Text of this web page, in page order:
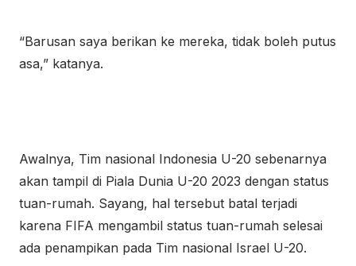
“Barusan saya berikan ke mereka, tidak boleh putus
asa,” katanya.
Awalnya, Tim nasional Indonesia U-20 sebenarnya
akan tampil di Piala Dunia U-20 2023 dengan status
tuan-rumah. Sayang, hal tersebut batal terjadi
karena FIFA mengambil status tuan-rumah selesai
ada penampikan pada Tim nasional Israel U-20.